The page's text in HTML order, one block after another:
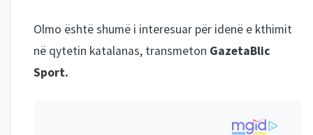
Olmo është shumë i interesuar për idenë e kthimit
në qytetin katalanas, transmeton GazetaBlic
Sport.